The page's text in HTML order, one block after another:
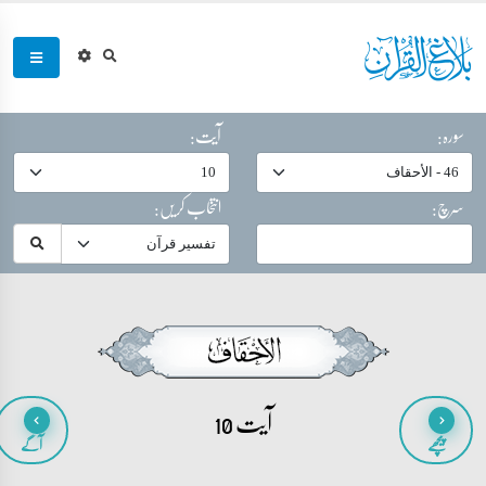
سورہ:
آیت:
سرچ:
انتخاب کریں:
پیچھے آیت 10 آگے